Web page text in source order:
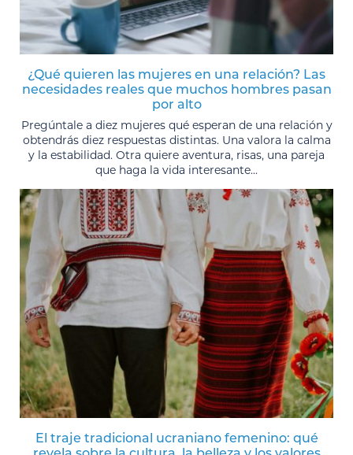
¿Qué quieren las mujeres en una relación? Las
necesidades reales que muchos hombres pasan
por alto
Pregúntale a diez mujeres qué esperan de una relación y
obtendrás diez respuestas distintas. Una valora la calma
y la estabilidad. Otra quiere aventura, risas, una pareja
que haga la vida interesante...
El traje tradicional ucraniano femenino: qué